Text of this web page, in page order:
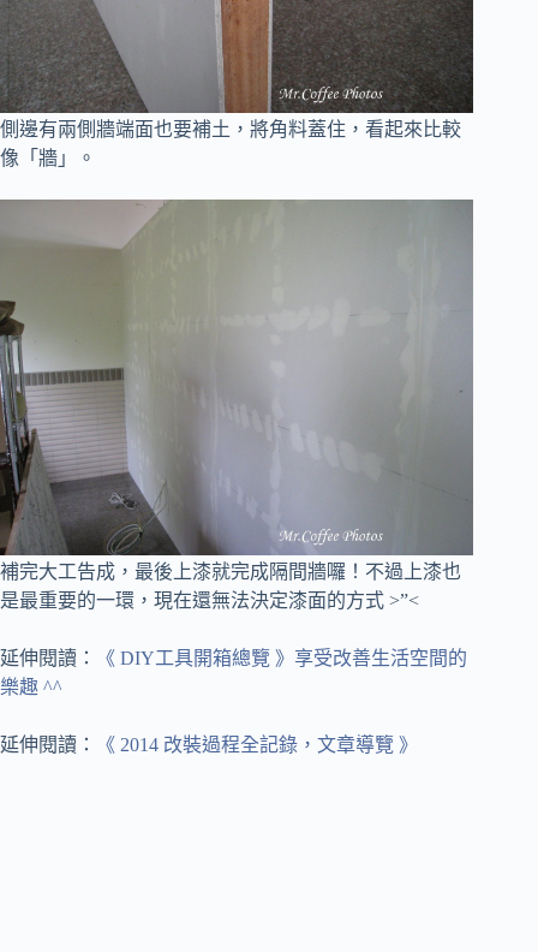
側邊有兩側牆端面也要補土，將角料蓋住，看起來比較
像「牆」。
補完大工告成，最後上漆就完成隔間牆囉！ 不過上漆也
是最重要的一環，現在還無法決定漆面的方式 >”<
延伸閱讀：
《 DIY工具開箱總覽 》享受改善生活空間的
樂趣 ^^
延伸閱讀： 《 2014 改裝過程全記錄，文章導覽 》